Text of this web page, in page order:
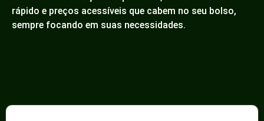
rápido e preços acessíveis que cabem no seu bolso,
sempre focando em suas necessidades.